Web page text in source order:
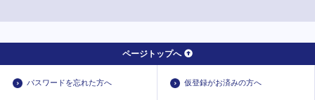
ページトップへ
パスワードを忘れた方へ 仮登録がお済みの方へ